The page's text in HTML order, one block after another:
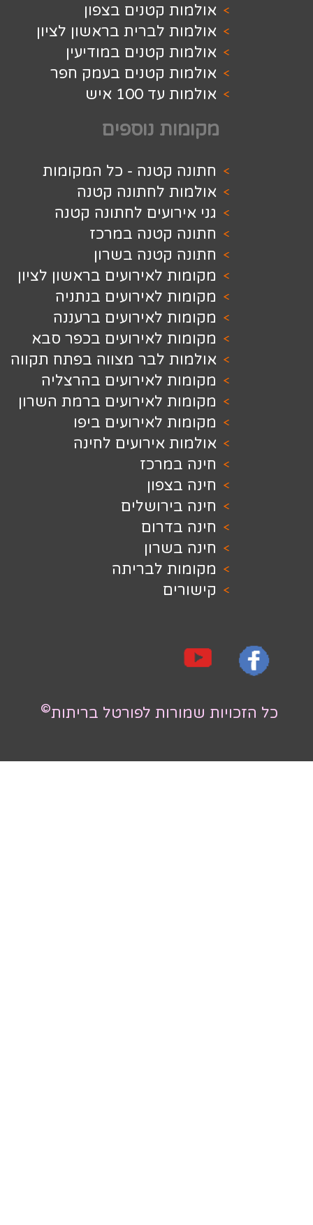
קטנים בצפון
לברית בראשון לציון
קטנים במודיעין
קטנים בעמק חפר
קטנה - כל המקומות
לחתונה קטנה
לחתונה קטנה
קטנה במרכז
קטנה בשרון
לאירועים בראשון לציון
לאירועים בנתניה
לאירועים ברעננה
לאירועים בכפר סבא
לבר מצווה בפתח תקווה
לאירועים בהרצליה
לאירועים ברמת השרון
לאירועים ביפו
אירועים לחינה
לפורטל בריתות©